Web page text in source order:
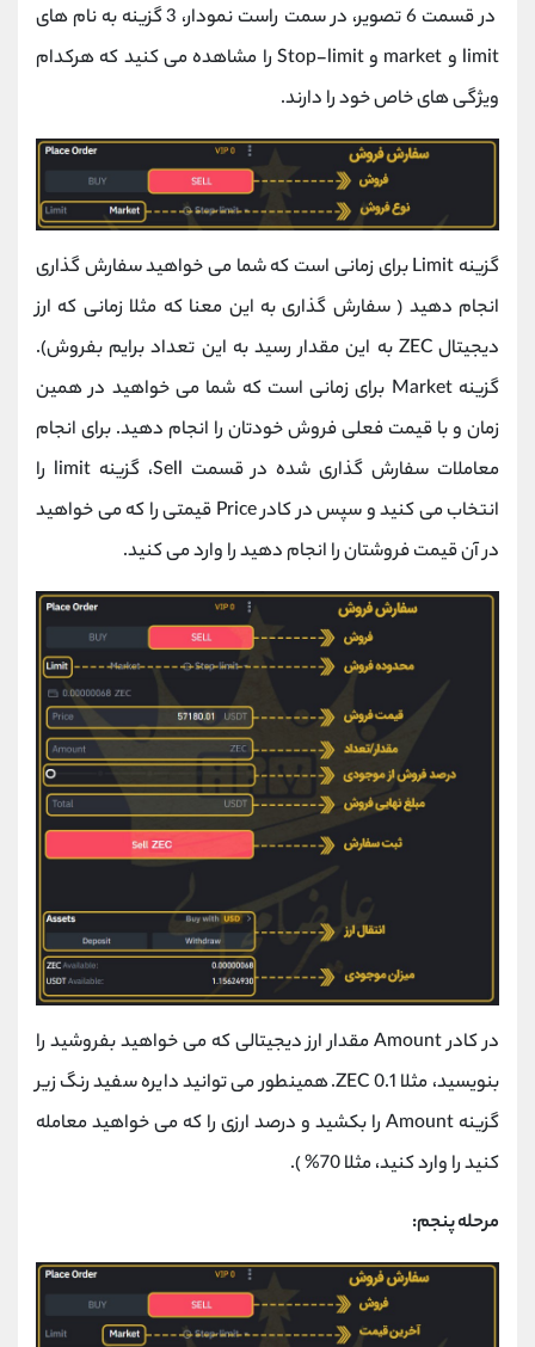
در قسمت 6 تصویر، در سمت راست نمودار، 3 گزینه به نام های
limit و market و Stop-limit را مشاهده می کنید که هرکدام
ویژگی های خاص خود را دارند.
گزینه Limit برای زمانی است که شما می خواهید سفارش گذاری
انجام دهید ( سفارش گذاری به این معنا که مثلا زمانی که ارز
دیجیتال ZEC به این مقدار رسید به این تعداد برایم بفروش).
گزینه Market برای زمانی است که شما می خواهید در همین
زمان و با قیمت فعلی فروش خودتان را انجام دهید. برای انجام
معاملات سفارش گذاری شده در قسمت Sell، گزینه limit را
انتخاب می کنید و سپس در کادر Price قیمتی را که می خواهید
در آن قیمت فروشتان را انجام دهید را وارد می کنید.
در کادر Amount مقدار ارز دیجیتالی که می خواهید بفروشید را
بنویسید، مثلا 0.1 ZEC. همینطور می توانید دایره سفید رنگ زیر
گزینه Amount را بکشید و درصد ارزی را که می خواهید معامله
کنید را وارد کنید، مثلا 70% ).
مرحله پنجم: